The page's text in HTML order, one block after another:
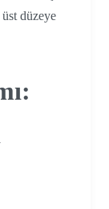
düzeye